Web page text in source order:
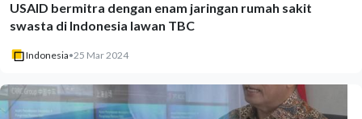
USAID bermitra dengan enam jaringan rumah sakit
swasta di Indonesia lawan TBC
Indonesia•25 Mar 2024